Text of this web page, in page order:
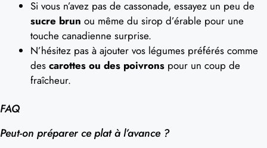
Si vous n’avez pas de cassonade, essayez un peu de
sucre brun ou même du sirop d’érable pour une
touche canadienne surprise.
N’hésitez pas à ajouter vos légumes préférés comme
des carottes ou des poivrons pour un coup de
fraîcheur.
FAQ
Peut-on préparer ce plat à l’avance ?